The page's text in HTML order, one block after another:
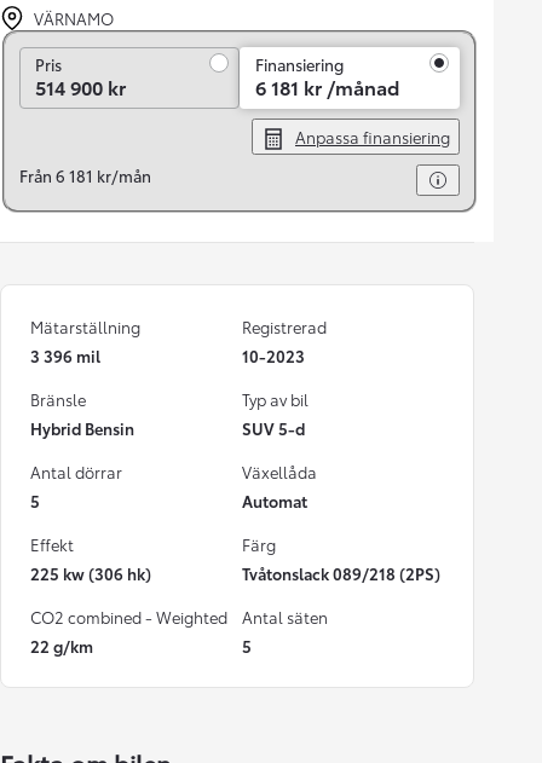
VÄRNAMO
PrisPris
514 900 kr
Finansiering
6 181 kr /månad
Anpassa finansiering
Från 6 181 kr/mån
Mätarställning
3 396 mil
Registrerad
10-2023
Bränsle
Hybrid Bensin
Typ av bil
SUV 5-d
Antal dörrar
5
Växellåda
Automat
Effekt
225 kw (306 hk)
Färg
Tvåtonslack 089/218 (2PS)
CO2 combined - Weighted
22 g/km
Antal säten
5